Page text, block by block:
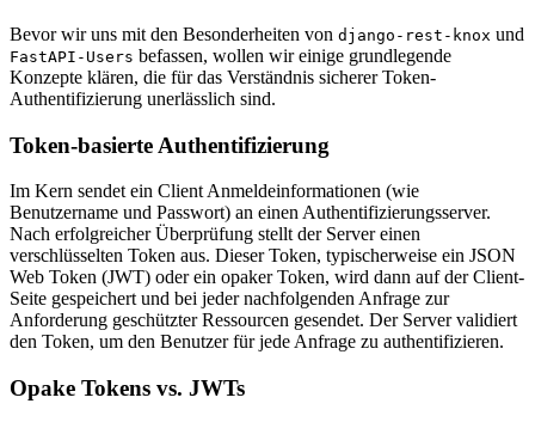
Bevor wir uns mit den Besonderheiten von django-rest-knox und
FastAPI-Users befassen, wollen wir einige grundlegende
Konzepte klären, die für das Verständnis sicherer Token-
Authentifizierung unerlässlich sind.
Token-basierte Authentifizierung
Im Kern sendet ein Client Anmeldeinformationen (wie
Benutzername und Passwort) an einen Authentifizierungsserver.
Nach erfolgreicher Überprüfung stellt der Server einen
verschlüsselten Token aus. Dieser Token, typischerweise ein JSON
Web Token (JWT) oder ein opaker Token, wird dann auf der Client-
Seite gespeichert und bei jeder nachfolgenden Anfrage zur
Anforderung geschützter Ressourcen gesendet. Der Server validiert
den Token, um den Benutzer für jede Anfrage zu authentifizieren.
Opake Tokens vs. JWTs